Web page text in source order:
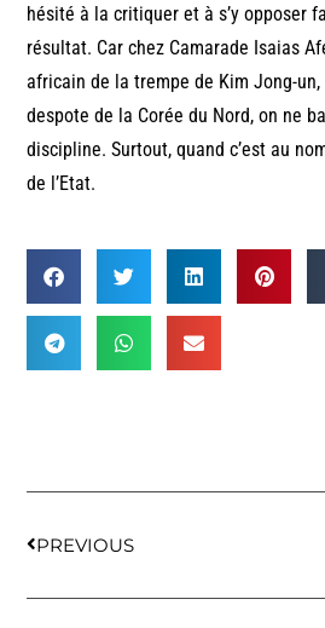
hésité à la critiquer et à s’y opposer
résultat. Car chez Camarade Isaias
africain de la trempe de Kim Jong-un,
despote de la Corée du Nord, on ne
discipline. Surtout, quand c’est au
de l’Etat.
PREVIOUS